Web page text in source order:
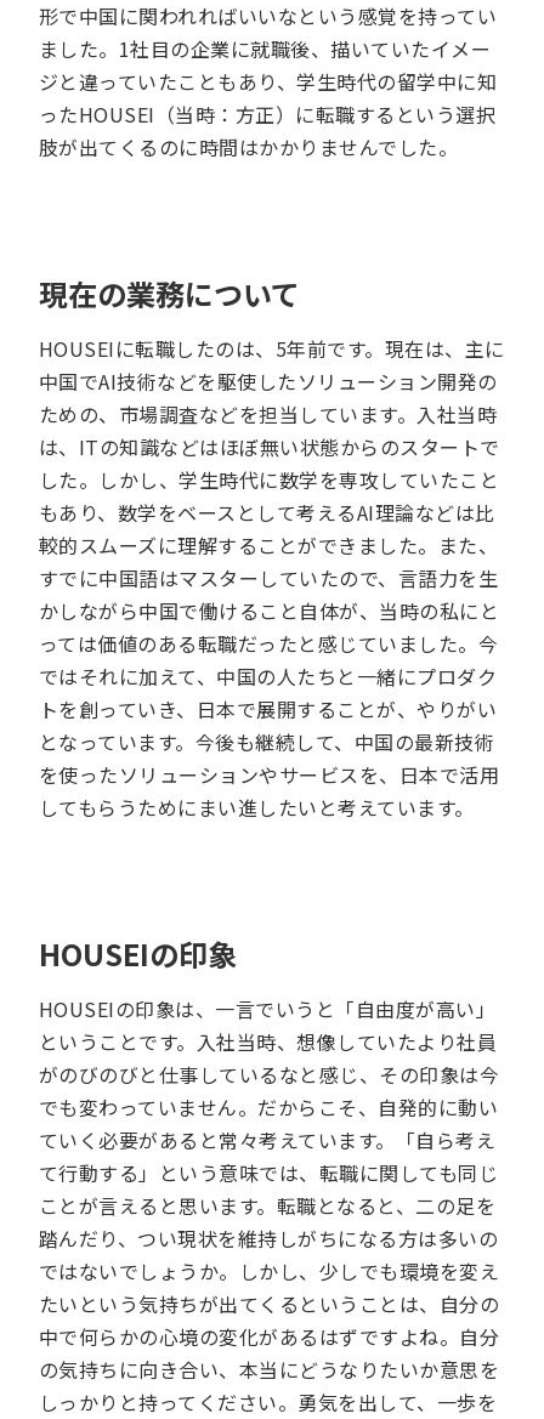
形で中国に関われればいいなという感覚を持ってい
ました。1社目の企業に就職後、描いていたイメー
ジと違っていたこともあり、学生時代の留学中に知
ったHOUSEI（当時：方正）に転職するという選択
肢が出てくるのに時間はかかりませんでした。
現在の業務について
HOUSEIに転職したのは、5年前です。現在は、主に
中国でAI技術などを駆使したソリューション開発の
ための、市場調査などを担当しています。入社当時
は、ITの知識などはほぼ無い状態からのスタートで
した。しかし、学生時代に数学を専攻していたこと
もあり、数学をベースとして考えるAI理論などは比
較的スムーズに理解することができました。また、
すでに中国語はマスターしていたので、言語力を生
かしながら中国で働けること自体が、当時の私にと
っては価値のある転職だったと感じていました。今
ではそれに加えて、中国の人たちと一緒にプロダク
トを創っていき、日本で展開することが、やりがい
となっています。今後も継続して、中国の最新技術
を使ったソリューションやサービスを、日本で活用
してもらうためにまい進したいと考えています。
HOUSEIの印象
HOUSEIの印象は、一言でいうと「自由度が高い」
ということです。入社当時、想像していたより社員
がのびのびと仕事しているなと感じ、その印象は今
でも変わっていません。だからこそ、自発的に動い
ていく必要があると常々考えています。「自ら考え
て行動する」という意味では、転職に関しても同じ
ことが言えると思います。転職となると、二の足を
踏んだり、つい現状を維持しがちになる方は多いの
ではないでしょうか。しかし、少しでも環境を変え
たいという気持ちが出てくるということは、自分の
中で何らかの心境の変化があるはずですよね。自分
の気持ちに向き合い、本当にどうなりたいか意思を
しっかりと持ってください。勇気を出して、一歩を